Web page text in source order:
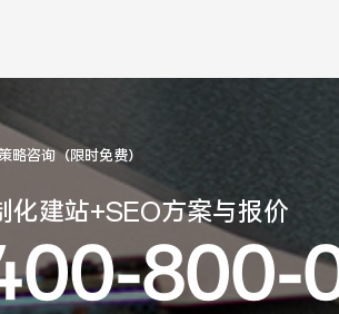
略咨询（限时免费）
化建站+SEO方案与报价
800-